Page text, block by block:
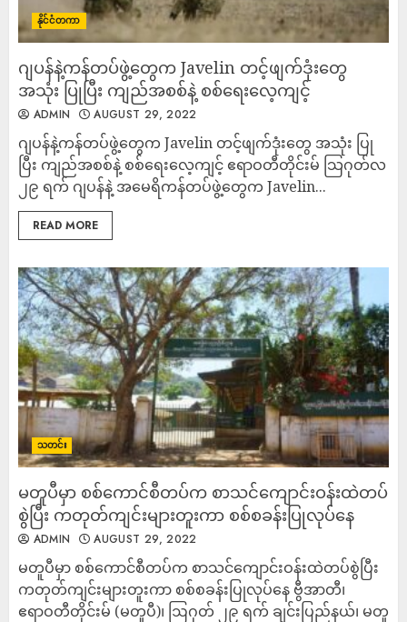
နိုင်ငံတကာ
ဂျပန်နဲ့ကန်တပ်ဖွဲ့တွေက Javelin တင့်ဖျက်ဒုံးတွေ
အသုံး ပြုပြီး ကျည်အစစ်နဲ့ စစ်ရေးလေ့ကျင့်
ADMIN AUGUST 29, 2022
ဂျပန်နဲ့ကန်တပ်ဖွဲ့တွေက Javelin တင့်ဖျက်ဒုံးတွေ အသုံး ပြု
ပြီး ကျည်အစစ်နဲ့ စစ်ရေးလေ့ကျင့် ဧရာဝတီတိုင်းမ် သြဂုတ်လ
၂၉ ရက် ဂျပန်နဲ့ အမေရိကန်တပ်ဖွဲ့တွေက Javelin...
READ MORE
သတင်း
မတူပီမှာ စစ်ကောင်စီတပ်က စာသင်ကျောင်းဝန်းထဲတပ်
စွဲပြီး ကတုတ်ကျင်းများတူးကာ စစ်စခန်းပြုလုပ်နေ
ADMIN AUGUST 29, 2022
မတူပီမှာ စစ်ကောင်စီတပ်က စာသင်ကျောင်းဝန်းထဲတပ်စွဲပြီး
ကတုတ်ကျင်းများတူးကာ စစ်စခန်းပြုလုပ်နေ ဗွီအာတီ၊
ဧရာဝတီတိုင်းမ် (မတူပီ)၊ ဩဂုတ် ၂၉ ရက် ချင်းပြည်နယ်၊ မတူ